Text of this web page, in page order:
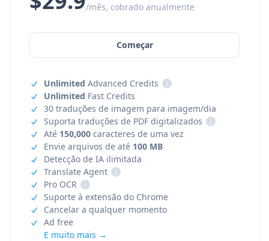
/mês, cobrado anualmente
Começar
Unlimited Advanced Credits
i
Unlimited Fast Credits
30 traduções de imagem para imagem/dia
Suporta traduções de PDF digitalizados
i
Até 150,000 caracteres de uma vez
Envie arquivos de até 100 MB
Detecção de IA ilimitada
Translate Agent
i
Pro OCR
i
Suporte à extensão do Chrome
Cancelar a qualquer momento
Ad free
E muito mais →